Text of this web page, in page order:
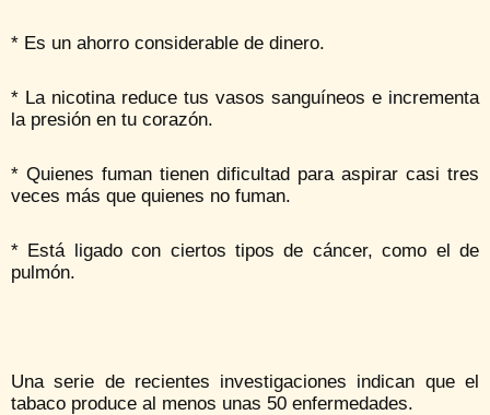
* Es un ahorro considerable de dinero.
* La nicotina reduce tus vasos sanguíneos e incrementa
la presión en tu corazón.
* Quienes fuman tienen dificultad para aspirar casi tres
veces más que quienes no fuman.
* Está ligado con ciertos tipos de cáncer, como el de
pulmón.
Una serie de recientes investigaciones indican que el
tabaco produce al menos unas 50 enfermedades.